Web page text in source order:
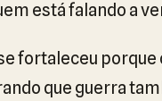
está falando a
fortaleceu porque
que guerra